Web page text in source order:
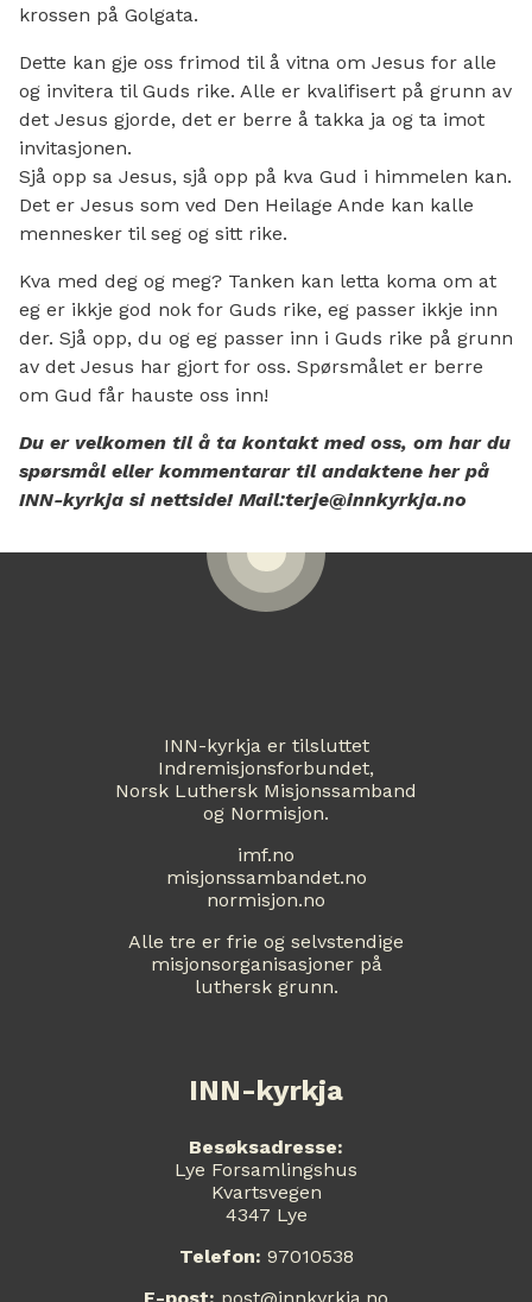
krossen på Golgata.
Dette kan gje oss frimod til å vitna om Jesus for alle
og invitera til Guds rike. Alle er kvalifisert på grunn av
det Jesus gjorde, det er berre å takka ja og ta imot
invitasjonen.
Sjå opp sa Jesus, sjå opp på kva Gud i himmelen kan.
Det er Jesus som ved Den Heilage Ande kan kalle
mennesker til seg og sitt rike.
Kva med deg og meg? Tanken kan letta koma om at
eg er ikkje god nok for Guds rike, eg passer ikkje inn
der. Sjå opp, du og eg passer inn i Guds rike på grunn
av det Jesus har gjort for oss. Spørsmålet er berre
om Gud får hauste oss inn!
Du er velkomen til å ta kontakt med oss, om har du
spørsmål eller kommentarar til andaktene her på
INN-kyrkja si nettside! Mail:terje@innkyrkja.no
INN-kyrkja er tilsluttet
Indremisjonsforbundet,
Norsk Luthersk Misjonssamband
og Normisjon.
imf.no
misjonssambandet.no
normisjon.no
Alle tre er frie og selvstendige
misjonsorganisasjoner på
luthersk grunn.
INN-kyrkja
Besøksadresse:
Lye Forsamlingshus
Kvartsvegen
4347 Lye
Telefon: 97010538